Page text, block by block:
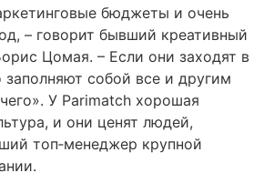
бюджеты и очень
– говорит бывший креативный
Цомая. – Если они заходят в
заполняют собой все и другим
У Parimatch хорошая
и они ценят людей,
топ‑менеджер крупной